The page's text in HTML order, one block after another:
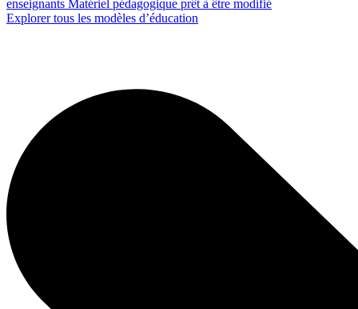
enseignants Matériel pédagogique prêt à être modifié
Explorer tous les modèles d’éducation